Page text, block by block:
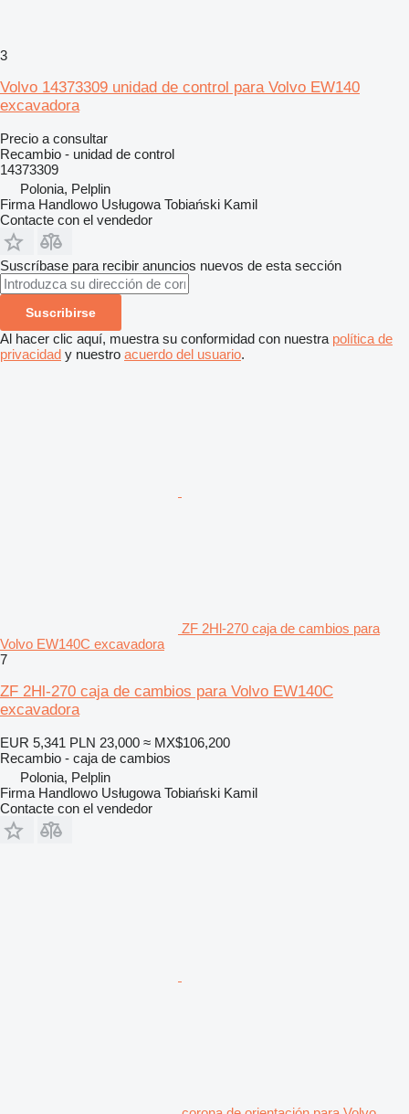
3
Volvo 14373309 unidad de control para Volvo EW140
excavadora
Precio a consultar
Recambio - unidad de control
14373309
Polonia, Pelplin
Firma Handlowo Usługowa Tobiański Kamil
Contacte con el vendedor
Suscríbase para recibir anuncios nuevos de esta sección
Suscribirse
Al hacer clic aquí, muestra su conformidad con nuestra política de
privacidad y nuestro acuerdo del usuario.
ZF 2Hl-270 caja de cambios para
Volvo EW140C excavadora
7
ZF 2Hl-270 caja de cambios para Volvo EW140C
excavadora
EUR 5,341 PLN 23,000 ≈ MX$106,200
Recambio - caja de cambios
Polonia, Pelplin
Firma Handlowo Usługowa Tobiański Kamil
Contacte con el vendedor